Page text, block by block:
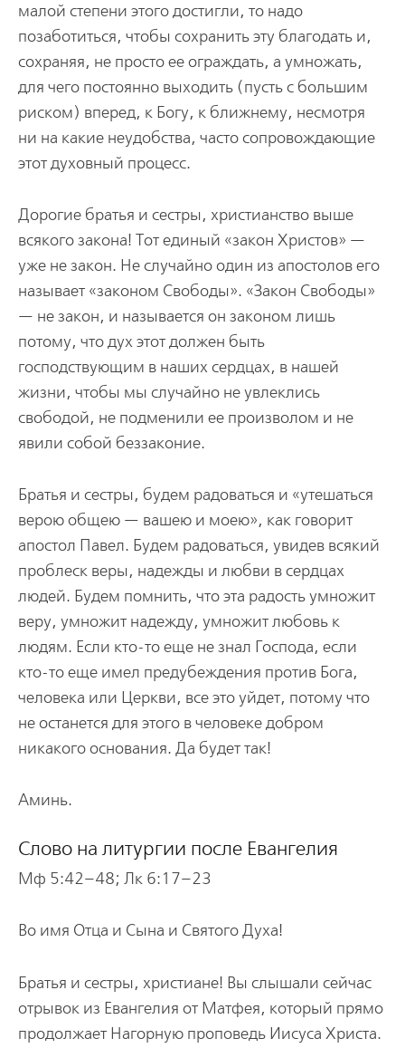
малой степени этого достигли, то надо
позаботиться, чтобы сохранить эту благодать и,
сохраняя, не просто ее ограждать, а умножать,
для чего постоянно выходить (пусть с большим
риском) вперед, к Богу, к ближнему, несмотря
ни на какие неудобства, часто сопровождающие
этот духовный процесс.
Дорогие братья и сестры, христианство выше
всякого закона! Тот единый «закон Христов» —
уже не закон. Не случайно один из апостолов его
называет «законом Свободы». «Закон Свободы»
— не закон, и называется он законом лишь
потому, что дух этот должен быть
господствующим в наших сердцах, в нашей
жизни, чтобы мы случайно не увлеклись
свободой, не подменили ее произволом и не
явили собой беззаконие.
Братья и сестры, будем радоваться и «утешаться
верою общею — вашею и моею», как говорит
апостол Павел. Будем радоваться, увидев всякий
проблеск веры, надежды и любви в сердцах
людей. Будем помнить, что эта радость умножит
веру, умножит надежду, умножит любовь к
людям. Если кто-то еще не знал Господа, если
кто-то еще имел предубеждения против Бога,
человека или Церкви, все это уйдет, потому что
не останется для этого в человеке добром
никакого основания. Да будет так!
Аминь.
Слово на литургии после Евангелия
Мф 5:42–48; Лк 6:17–23
Во имя Отца и Сына и Святого Духа!
Братья и сестры, христиане! Вы слышали сейчас
отрывок из Евангелия от Матфея, который прямо
продолжает Нагорную проповедь Иисуса Христа.